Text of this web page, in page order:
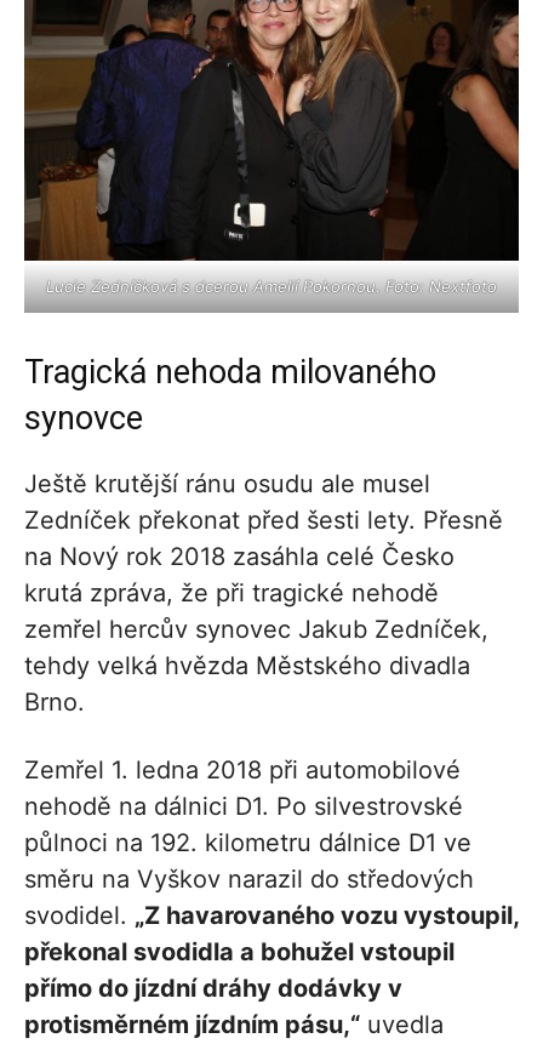
Lucie Zedníčková s dcerou Amelií Pokornou. Foto: Nextfoto
Tragická nehoda milovaného
synovce
Ještě krutější ránu osudu ale musel
Zedníček překonat před šesti lety. Přesně
na Nový rok 2018 zasáhla celé Česko
krutá zpráva, že při tragické nehodě
zemřel hercův synovec Jakub Zedníček,
tehdy velká hvězda Městského divadla
Brno.
Zemřel 1. ledna 2018 při automobilové
nehodě na dálnici D1. Po silvestrovské
půlnoci na 192. kilometru dálnice D1 ve
směru na Vyškov narazil do středových
svodidel. „Z havarovaného vozu vystoupil,
překonal svodidla a bohužel vstoupil
přímo do jízdní dráhy dodávky v
protisměrném jízdním pásu,“ uvedla